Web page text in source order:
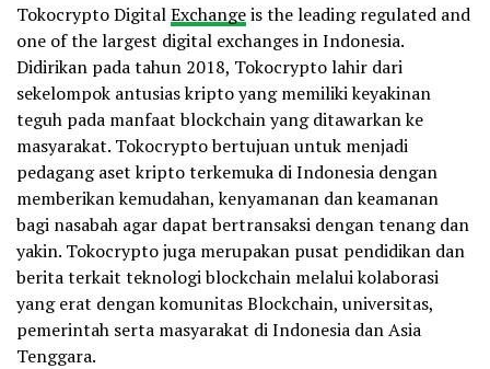
Tokocrypto DigitalExchangeis the leading regulated and
one of the largest digital exchanges in Indonesia.
Didirikan pada tahun 2018, Tokocrypto lahir dari
sekelompok antusias kripto yang memiliki keyakinan
teguh pada manfaat blockchain yang ditawarkan ke
masyarakat. Tokocrypto bertujuan untuk menjadi
pedagang aset kripto terkemuka di Indonesia dengan
memberikan kemudahan, kenyamanan dan keamanan
bagi nasabah agar dapat bertransaksi dengan tenang dan
yakin. Tokocrypto juga merupakan pusat pendidikan dan
berita terkait teknologi blockchain melalui kolaborasi
yang erat dengan komunitas Blockchain, universitas,
pemerintah serta masyarakat di Indonesia dan Asia
Tenggara.